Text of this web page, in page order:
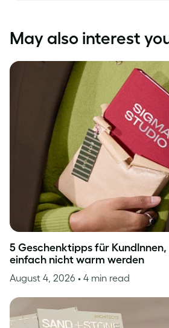
May also interest
5 Geschenktipps für
einfach nicht warm werden
August 4, 2026 • 4 min read